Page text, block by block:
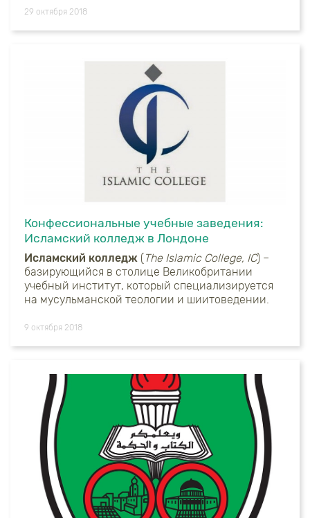
29 октября 2018
Конфессиональные учебные заведения:
Исламский колледж в Лондоне
Исламский колледж ( The Islamic College, IC) –
базирующийся в столице Великобритании
учебный институт, который специализируется
на мусульманской теологии и шиитоведении.
9 октября 2018